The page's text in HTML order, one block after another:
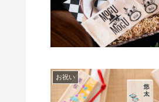
お祝い